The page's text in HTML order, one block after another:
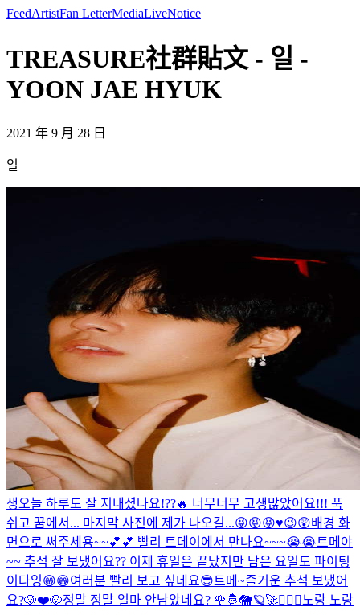
FeedArtistFan LetterMediaLiveNotice
TREASURE社群貼文 - 일 -
YOON JAE HYUK
2021 年 9 月 28 日
일
생 오늘 하루도 잘 지내셨나요!??🔥 너무너무 고생많았어요!!! 푹
쉬고 꿈에서... 마지막 사진에 제가 나오길...😝😝😝♥️😉😲배경 화
면으로 써주세용~~💕💕 빨리 트데이에서 만나요~~~😭😭트메야
~~ 추석 잘 보냈어요?? 이제 휴일은 끝났지만 남은 요일도 파이팅
이다잉😁😁여러분 빨리 보고 싶네요😎트메~즐거운 추석 보냈어
요?🐶❤️🐶정말 정말 얼마 안남았네요? 🌹🤴🐘🪐🚀🙇🏻‍♂️ 노랑 노랑